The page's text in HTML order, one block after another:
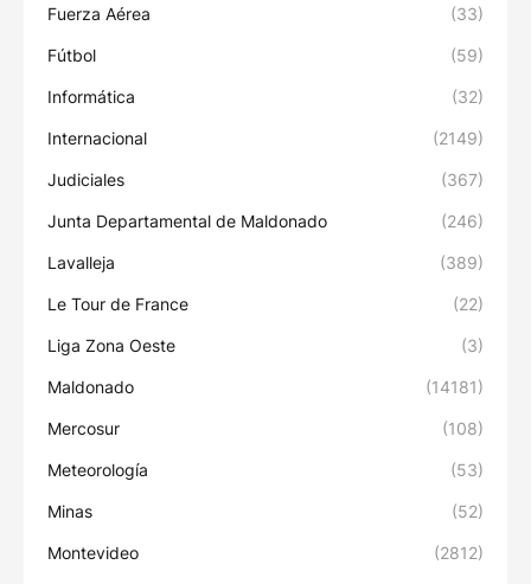
Fuerza Aérea (33)
Fútbol (59)
Informática (32)
Internacional (2149)
Judiciales (367)
Junta Departamental de Maldonado (246)
Lavalleja (389)
Le Tour de France (22)
Liga Zona Oeste (3)
Maldonado (14181)
Mercosur (108)
Meteorología (53)
Minas (52)
Montevideo (2812)